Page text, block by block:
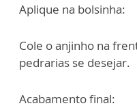
Aplique na bolsinha:
Cole o anjinho na
pedrarias se desejar.
Acabamento final: